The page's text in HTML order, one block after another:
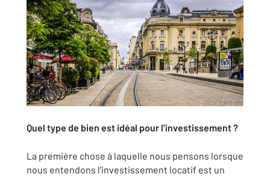
Quel type de bien est idéal pour l’investissement ?
La première chose à laquelle nous pensons lorsque
nous entendons l’investissement locatif est un